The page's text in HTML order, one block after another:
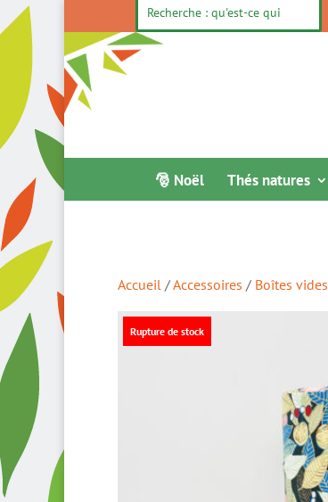
🎅 Noël Thés natures
Accueil /Accessoires / Boîtes vides
Rupture de stock